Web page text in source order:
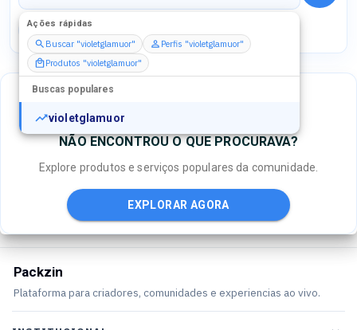
Ações rápidas
Buscar "violetglamuor"
Perfis "violetglamuor"
Produtos "violetglamuor"
Buscas populares
violetglamuor
Perfis
NÃO ENCONTROU O QUE PROCURAVA?
Explore produtos e serviços populares da comunidade.
EXPLORAR AGORA
Packzin
Plataforma para criadores, comunidades e experiencias ao vivo.